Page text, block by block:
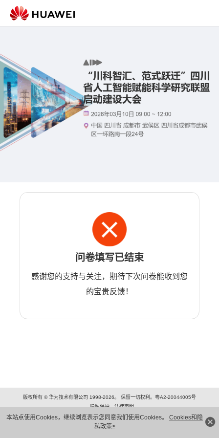
本站点使用Cookies，继续浏览表示您同意我们使用Cookies。 Cookies和隐
私政策>
问卷填写已结束
感谢您的支持与关注，期待下次问卷能收到您
的宝贵反馈！
版权所有 © 华为技术有限公司 1998-2026。 保留一切权利。粤A2-20044005号
隐私保护
法律声明